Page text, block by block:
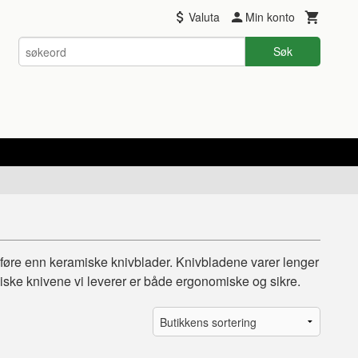
Valuta Min konto
Søk
enn keramiske knivblader. Knivbladene varer lenger
knivene vi leverer er både ergonomiske og sikre.